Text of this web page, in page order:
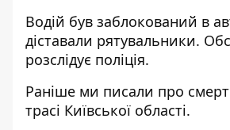
Водій був заблокований в
діставали рятувальники.
розслідує поліція.
Раніше ми писали про
трасі Київської області.